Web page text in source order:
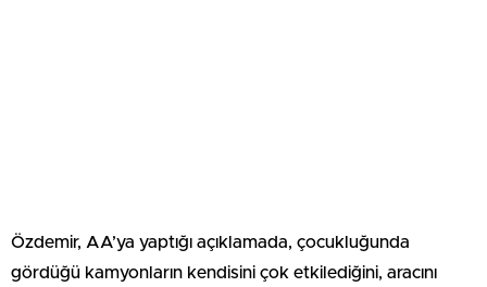
Özdemir, AA’ya yaptığı açıklamada, çocukluğunda
gördüğü kamyonların kendisini çok etkilediğini, aracını